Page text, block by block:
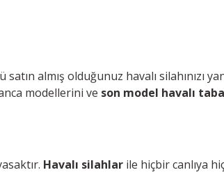
almış olduğunuz havalı silahınızı
modellerini ve son model havalı
Havalı silahlar ile hiçbir canlıya